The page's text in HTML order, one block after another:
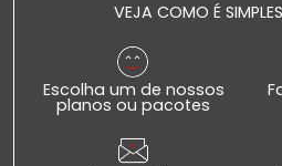
VEJA COMO É
Escolha um de nossos
planos ou pacotes